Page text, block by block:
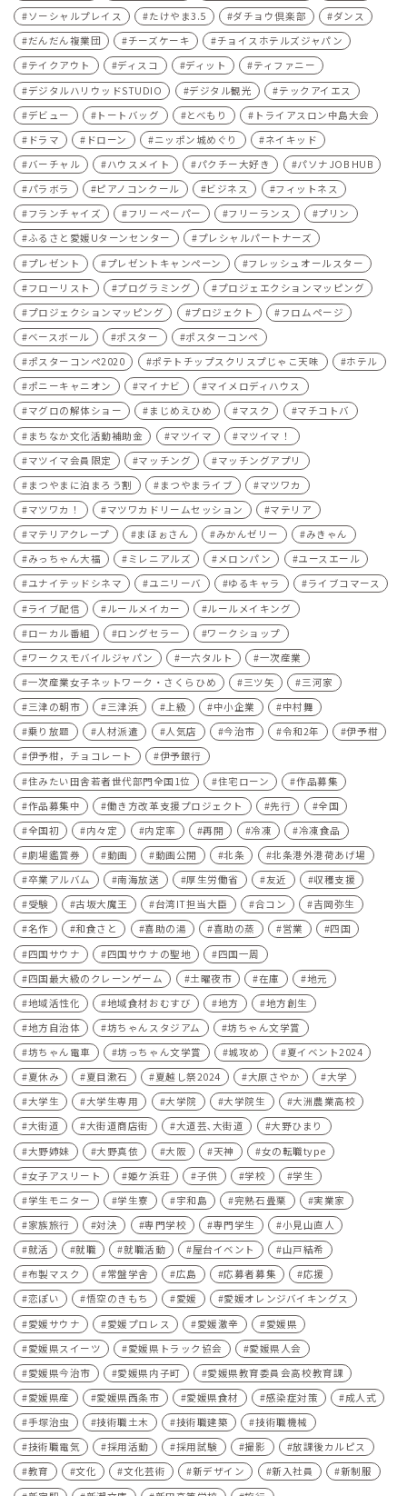
ソーシャルプレイス たけやま3.5 ダチョウ倶楽部
ダンス
だんだん複業団
チーズケーキ
チョイスホテルズジャパン
テイクアウト
ディスコ ディット
ティファニー
デジタルハリウッドSTUDIO
デジタル観光
テックアイエス
デビュー
トートバッグ とべもり
トライアスロン中島大会
ドラマ
ドローン ニッポン城めぐり
ネイキッド
バーチャル
ハウスメイト パクチー大好き
パソナJOB HUB
パラボラ
ピアノコンクール ビジネス
フィットネス
フランチャイズ
フリーペーパー フリーランス
プリン
ふるさと愛媛Uターンセンター
プレシャルパートナーズ
プレゼント
プレゼントキャンペーン
フレッシュオールスター
フローリスト
プログラミング
プロジェエクションマッピング
プロジェクションマッピング
プロジェクト
フロムページ
ベースボール
ポスター
ポスターコンペ
ポスターコンペ2020
ポテトチップスクリスプじゃこ天味
ホテル
ポニーキャニオン
マイナビ
マイメロディハウス
マグロの解体ショー
まじめえひめ マスク
マチコトバ
まちなか文化活動補助金
マツイマ
マツイマ！
マツイマ会員限定
マッチング
マッチングアプリ
まつやまに泊まろう割
まつやまライブ
マツワカ
マツワカ！
マツワカドリームセッション
マテリア
マテリアクレープ
まほぉさん みかんゼリー
みきゃん
みっちゃん大福
ミレニアルズ メロンパン
ユースエール
ユナイテッドシネマ
ユニリーバ ゆるキャラ
ライブコマース
ライブ配信
ルールメイカー
ルールメイキング
ローカル番組
ロングセラー
ワークショップ
ワークスモバイルジャパン
一六タルト
一次産業
一次産業女子ネットワーク・さくらひめ
三ツ矢
三河家
三津の朝市
三津浜 上級 中小企業
中村舞
乗り放題
人材派遣 人気店 今治市 令和2年
伊予柑
伊予柑，チョコレート
伊予銀行
住みたい田舎若者世代部門全国1位
住宅ローン
作品募集
作品募集中
働き方改革支援プロジェクト 先行
全国
全国初
内々定 内定率 再開 冷凍
冷凍食品
劇場鑑賞券
動画 動画公開 北条
北条港外港荷あげ場
卒業アルバム
南海放送 厚生労働省 友近
収穫支援
受験
古坂大魔王 台湾IT担当大臣 合コン
吉岡弥生
名作
和食さと 喜助の湯 喜助の蒸 営業
四国
四国サウナ
四国サウナの聖地
四国一周
四国最大級のクレーンゲーム
土曜夜市 在庫
地元
地域活性化
地域食材おむすび 地方
地方創生
地方自治体
坊ちゃんスタジアム
坊ちゃん文学賞
坊ちゃん電車
坊っちゃん文学賞 城攻め
夏イベント2024
夏休み
夏目漱石 夏越し祭2024 大原さやか
大学
大学生
大学生専用 大学院 大学院生
大洲農業高校
大街道
大街道商店街 大道芸､大街道
大野ひまり
大野姉妹
大野真依 大阪 天神
女の転職type
女子アスリート
姫ケ浜荘 子供 学校
学生
学生モニター
学生寮 宇和島 完熟石畳栗
実業家
家族旅行
対決 専門学校 専門学生
小見山直人
就活
就職 就職活動 屋台イベント
山戸結希
布製マスク
常盤学舎 広島 応募者募集
応援
恋ぽい
悟空のきもち 愛媛
愛媛オレンジバイキングス
愛媛サウナ
愛媛プロレス 愛媛激辛
愛媛県
愛媛県スイーツ
愛媛県トラック協会
愛媛県人会
愛媛県今治市
愛媛県内子町
愛媛県教育委員会高校教育課
愛媛県産
愛媛県西条市 愛媛県食材 感染症対策
成人式
手塚治虫
技術職土木 技術職建築
技術職機械
技術職電気
採用活動 採用試験 撮影
放課後カルピス
教育
文化 文化芸術 新デザイン 新入社員
新制服